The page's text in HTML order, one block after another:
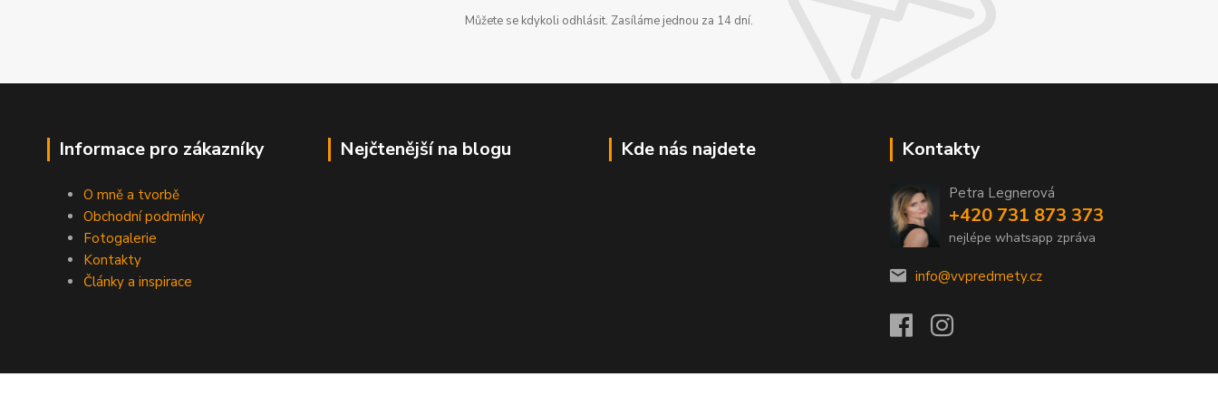
Můžete se kdykoli odhlásit. Zasíláme jednou za 14 dní.
Informace pro zákazníky
O mně a tvorbě
Obchodní podmínky
Fotogalerie
Kontakty
Články a inspirace
Nejčtenější na blogu Kde nás najdete Kontakty
Petra Legnerová
+420 731 873 373
nejlépe whatsapp zpráva
info@vvpredmety.cz